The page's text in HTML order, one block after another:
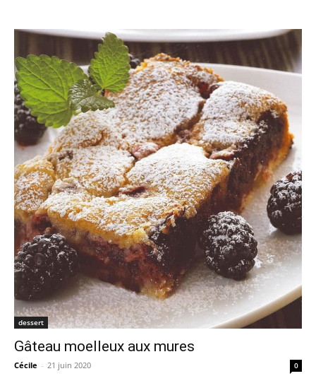
dessert
Gâteau moelleux aux mures
Cécile - 21 juin 2020 0